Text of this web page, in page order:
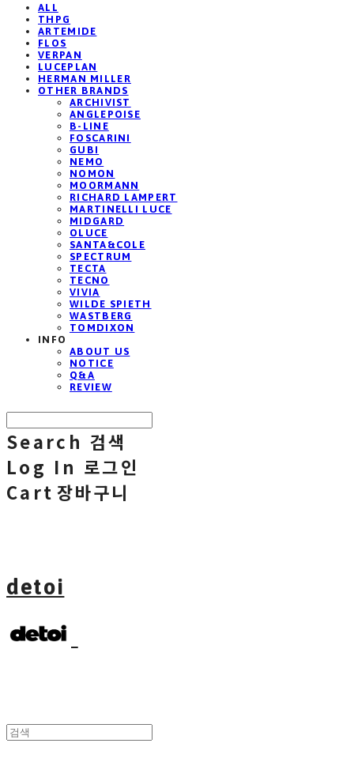
ALL
THPG
ARTEMIDE
FLOS
VERPAN
LUCEPLAN
HERMAN MILLER
OTHER BRANDS
ARCHIVIST
ANGLEPOISE
B-LINE
FOSCARINI
GUBI
NEMO
NOMON
MOORMANN
RICHARD LAMPERT
MARTINELLI LUCE
MIDGARD
OLUCE
SANTA&COLE
SPECTRUM
TECTA
TECNO
VIVIA
WILDE SPIETH
WASTBERG
TOMDIXON
INFO
ABOUT US
NOTICE
Q&A
REVIEW
Search 검색
Log In 로그인
Cart 장바구니
detoi